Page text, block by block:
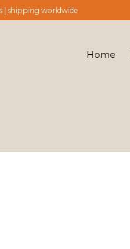
| shipping worldwide
Home